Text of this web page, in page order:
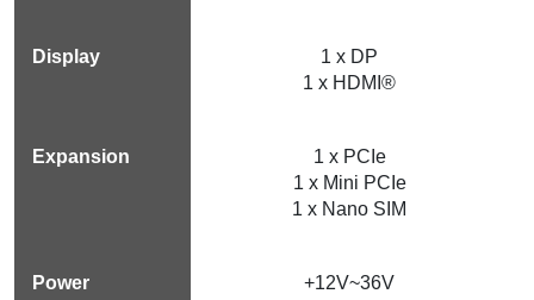
1 x DP
1 x HDMI®
1 x PCIe
1 x Mini PCIe
1 x Nano SIM
+12V~36V